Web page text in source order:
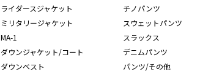
ライダースジャケット
ミリタリージャケット
MA-1
ダウンジャケット/コート
ダウンベスト
チノパンツ
スウェットパンツ
スラックス
デニムパンツ
パンツ/その他